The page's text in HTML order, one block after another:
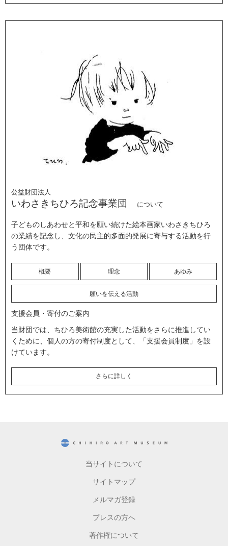
公益財団法人
いわさきちひろ記念事業団 について
子どものしあわせと平和を願い続けた絵本画家いわさきちひろ
の業績を記念し、文化の民主的多面的発展に寄与する活動を行
う団体です。
概要 理念 あゆみ
願いを伝える活動
支援会員・寄付のご案内
当財団では、ちひろ美術館の充実した活動をさらに推進してい
くために、個人の方の寄付制度として、「支援会員制度」を設
けています。
さらに詳しく
当サイトについて
サイトマップ
メルマガ登録
プレスの方へ
著作権について